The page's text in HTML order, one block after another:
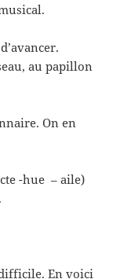
au papillon
On en
-hue – aile)
En voici